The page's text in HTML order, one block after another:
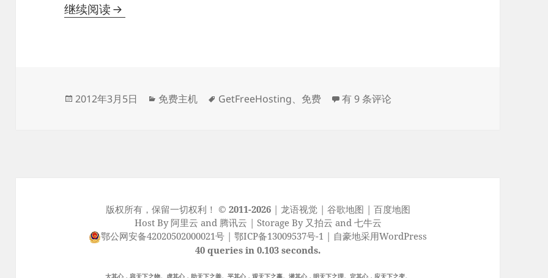
继续阅读GetFreeHosting – 1GB容量/10GB月流量/免费PHP空间
发
2012年3月5日
分
免费主机
标
GetFreeHosting、 免费 GetFreeHosting – 1GB容量/10GB月流量/免费
有 9 条评论
版权所有，保留一切权利！ © 2011-2026| 龙语视觉| 谷歌地图 | 百度地图
Host By 阿里云 and 腾讯云 | Storage By 又拍云 and 七牛云
鄂公网安备42020502000021号 |鄂ICP备13009537号-1 | 自豪地采用WordPress
40 queries in 0.103 seconds.
大其心，容天下之物。虚其心，助天下之善。平其心，观天下之事。潜其心，明天下之理。定其心，应天下之变。